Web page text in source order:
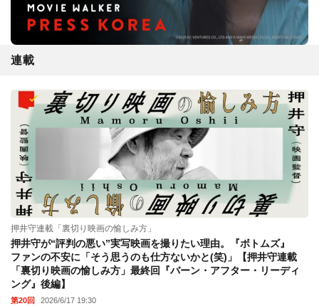
連載
押井守連載「裏切り映画の愉しみ方」
押井守が“評判の悪い”実写映画を撮りたい理由。『ボトムズ』
ファンの不安に「そう思うのも仕方ないかと(笑)」【押井守連載
「裏切り映画の愉しみ方」最終回『バーン・アフター・リーディ
ング』後編】
第20回 2026/6/17 19:30